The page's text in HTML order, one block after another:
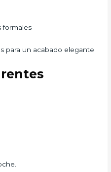
formales
para un acabado elegante